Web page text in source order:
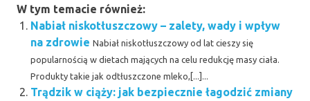
W tym temacie również:
Nabiał niskotłuszczowy – zalety, wady i wpływ
na zdrowie Nabiał niskotłuszczowy od lat cieszy się
popularnością w dietach mających na celu redukcję masy ciała.
Produkty takie jak odtłuszczone mleko,[...]...
Trądzik w ciąży: jak bezpiecznie łagodzić zmiany